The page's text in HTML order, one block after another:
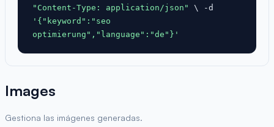
"Content-Type: application/json"
\ -d
'{"keyword":"seo
optimierung","language":"de"}'
Images
Gestiona las imágenes generadas.